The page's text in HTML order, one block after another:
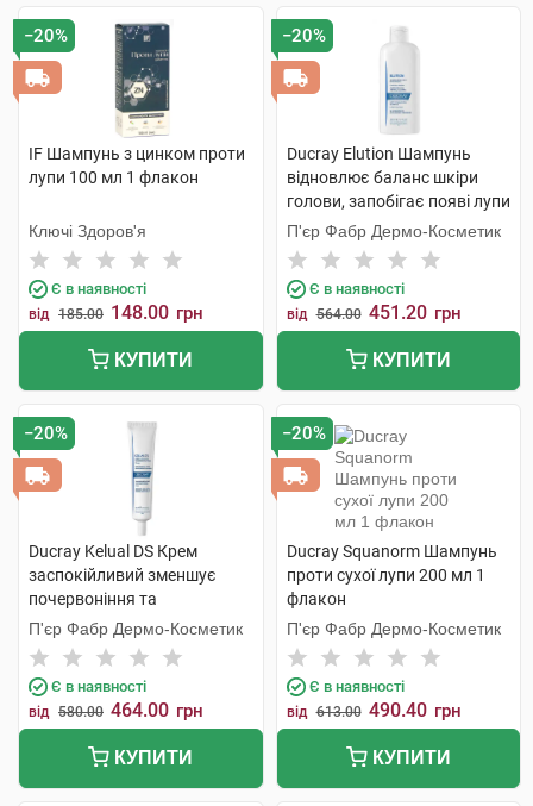
−20%
IF Шампунь з цинком проти
лупи 100 мл 1 флакон
Ключі Здоров'я
Є в наявності
від 185.00 148.00 грн
КУПИТИ
−20%
Ducray Elution Шампунь
відновлює баланс шкіри
голови, запобігає появі лупи
200 мл 1 флакон
П'єр Фабр Дермо-Косметик
Є в наявності
від 564.00 451.20 грн
КУПИТИ
−20%
Ducray Kelual DS Крем
заспокійливий зменшує
почервоніння та
подразнення, усуває
лущення шкіри 40 мл 1 туба
П'єр Фабр Дермо-Косметик
Є в наявності
від 580.00 464.00 грн
КУПИТИ
−20%
Ducray Squanorm Шампунь
проти сухої лупи 200 мл 1
флакон
П'єр Фабр Дермо-Косметик
Є в наявності
від 613.00 490.40 грн
КУПИТИ